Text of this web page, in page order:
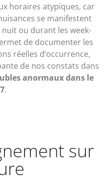
horaires atypiques, car
se manifestent
ou durant les week-
de documenter les
réelles d’occurrence,
de nos constats dans
anormaux dans le
.
sur